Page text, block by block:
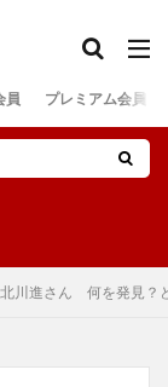
員 プレミアム会員
川進さん 何を発見？